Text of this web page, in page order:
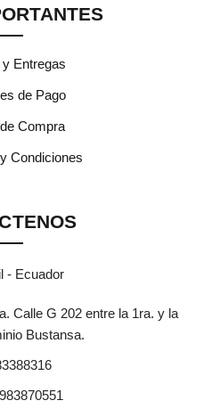
Entregas
de Pago
Compra
Condiciones
- Ecuador
Calle G 202 entre la 1ra. y la
Bustansa.